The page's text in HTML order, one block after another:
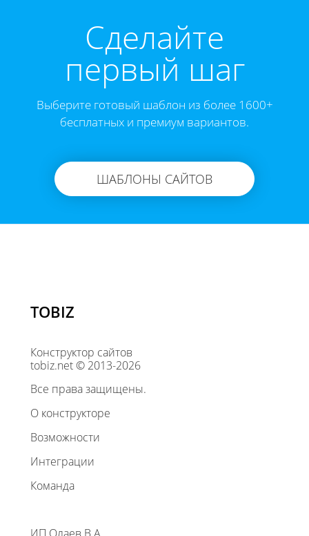
Cделайте
первый шаг
Выберите готовый шаблон из более 1600+
бесплатных и премиум вариантов.
ШАБЛОНЫ САЙТОВ
TOBIZ
Конструктор сайтов
tobiz.net © 2013-2026
Все права защищены.
О конструкторе
Возможности
Интеграции
Команда